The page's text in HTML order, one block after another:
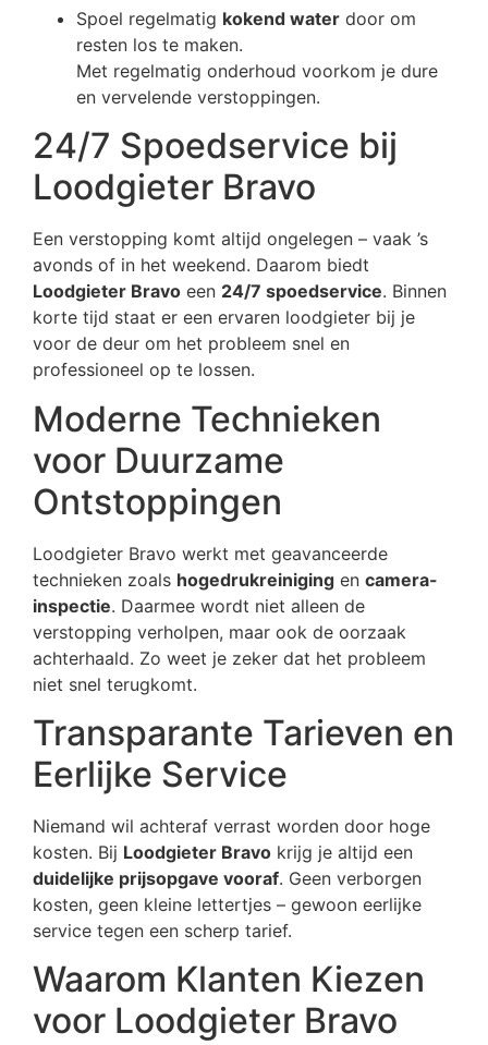
Spoel regelmatig kokend water door om
resten los te maken.
Met regelmatig onderhoud voorkom je dure
en vervelende verstoppingen.
24/7 Spoedservice bij
Loodgieter Bravo
Een verstopping komt altijd ongelegen – vaak ’s
avonds of in het weekend. Daarom biedt
Loodgieter Bravo een 24/7 spoedservice. Binnen
korte tijd staat er een ervaren loodgieter bij je
voor de deur om het probleem snel en
professioneel op te lossen.
Moderne Technieken
voor Duurzame
Ontstoppingen
Loodgieter Bravo werkt met geavanceerde
technieken zoals hogedrukreiniging en camera-
inspectie. Daarmee wordt niet alleen de
verstopping verholpen, maar ook de oorzaak
achterhaald. Zo weet je zeker dat het probleem
niet snel terugkomt.
Transparante Tarieven en
Eerlijke Service
Niemand wil achteraf verrast worden door hoge
kosten. Bij Loodgieter Bravo krijg je altijd een
duidelijke prijsopgave vooraf. Geen verborgen
kosten, geen kleine lettertjes – gewoon eerlijke
service tegen een scherp tarief.
Waarom Klanten Kiezen
voor Loodgieter Bravo